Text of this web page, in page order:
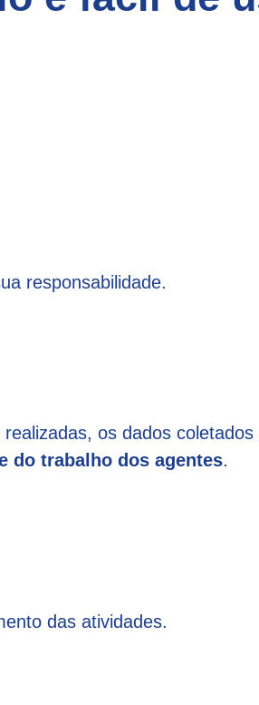
responsabilidade.
os dados
do trabalho dos agentes.
das atividades.